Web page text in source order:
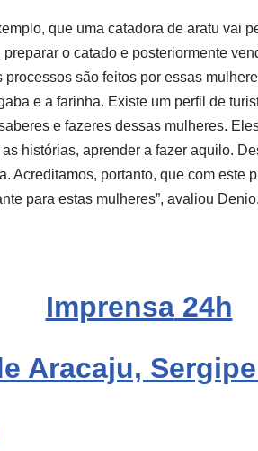
que uma catadora de aratu vai
o catado e posteriormente
processos são feitos por essas
e a farinha. Existe um perfil de
e fazeres dessas mulheres.
histórias, aprender a fazer aquilo.
Acreditamos, portanto, que com este
para estas mulheres”, avaliou Denio.
Imprensa24h
Aracaju,